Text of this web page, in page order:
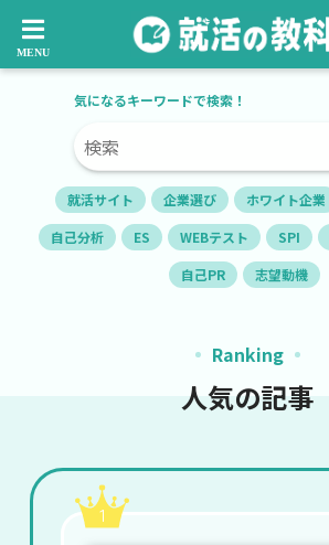
気になるキーワードで検索！
就活サイト 企業選び ホワイト企業
自己分析
ES WEBテスト SPI
自己PR
志望動機
Ranking
人気の記事
2